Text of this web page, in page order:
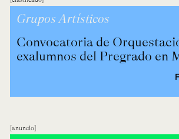
Grupos Artísticos
Convocatoria de
exalumnos del Pregrado en
anuncio